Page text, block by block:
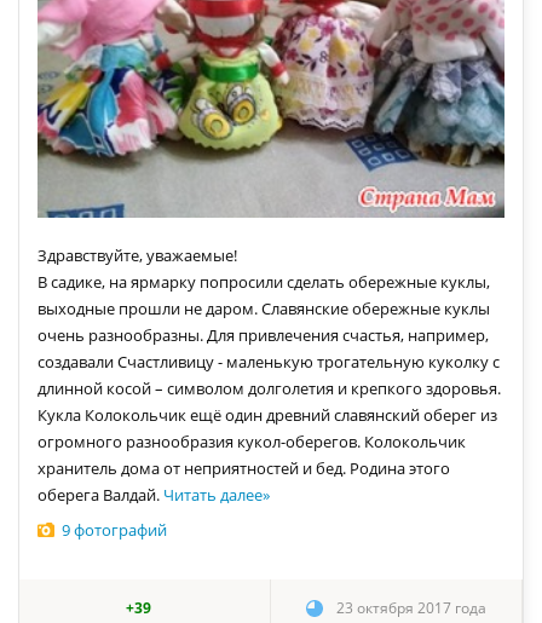
Здравствуйте, уважаемые!
В садике, на ярмарку попросили сделать обережные куклы,
выходные прошли не даром. Славянские обережные куклы
очень разнообразны. Для привлечения счастья, например,
создавали Счастливицу - маленькую трогательную куколку с
длинной косой – символом долголетия и крепкого здоровья.
Кукла Колокольчик ещё один древний славянский оберег из
огромного разнообразия кукол-оберегов. Колокольчик
хранитель дома от неприятностей и бед. Родина этого
оберега Валдай. Читать далее»
9 фотографий
+39 23 октября 2017 года